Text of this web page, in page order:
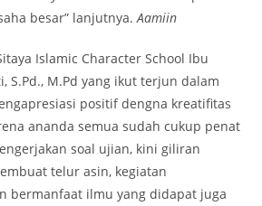
besar” lanjutnya.Aamiin
Islamic Character School Ibu
S.Pd., M.Pd yang ikut terjun dalam
positif dengna kreatifitas
ananda semua sudah cukup penat
soal ujian, kini giliran
telur asin, kegiatan
bermanfaat ilmu yang didapat juga